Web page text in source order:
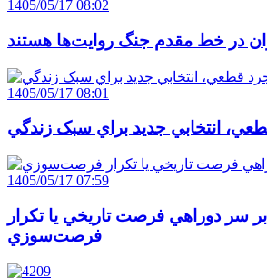
1405/05/17 08:02
در خط مقدم جنگ روايت‌ها هستند
1405/05/17 08:01
انتخابي جديد براي سبک زندگي
1405/05/17 07:59
سر دوراهي فرصت تاريخي يا تکرار
فرصت‌سوزي